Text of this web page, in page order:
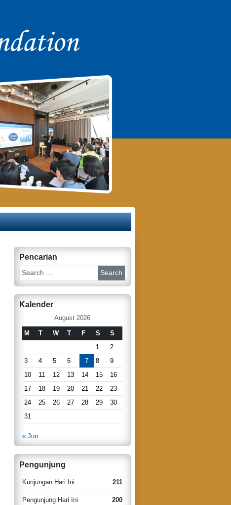
Pencarian
S
e
a
cKalender
August 2026
M T W T F S
S
1
2
3
4 5 6 7 8
9
10
11 12 13 14 15
16
17
18 19 20 21 22
23
24
25 26 27 28 29
30
31
« Jun
Pengunjung
Kunjungan Hari Ini 211
Pengunjung Hari Ini 200